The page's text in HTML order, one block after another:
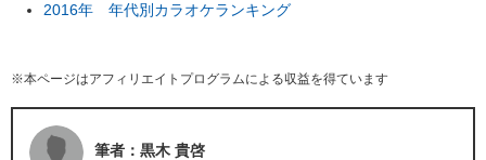
2016年 年代別カラオケランキング
※本ページはアフィリエイトプログラムによる収益を得ています
筆者：黒木 貴啓